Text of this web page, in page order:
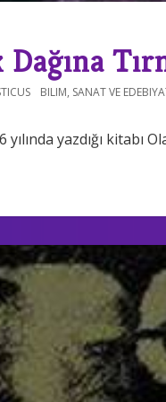
Dağına
BILIM, SANAT VE
yazdığı kitabı